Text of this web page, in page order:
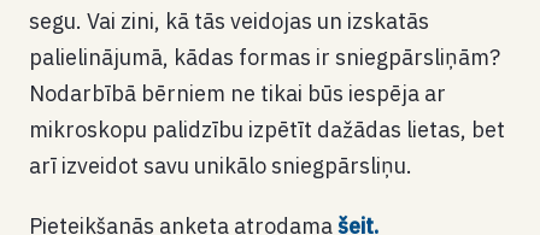
segu. Vai zini, kā tās veidojas un izskatās
palielinājumā, kādas formas ir sniegpārsliņām?
Nodarbībā bērniem ne tikai būs iespēja ar
mikroskopu palidzību izpētīt dažādas lietas, bet
arī izveidot savu unikālo sniegpārsliņu.
Pieteikšanās anketa atrodamašeit.